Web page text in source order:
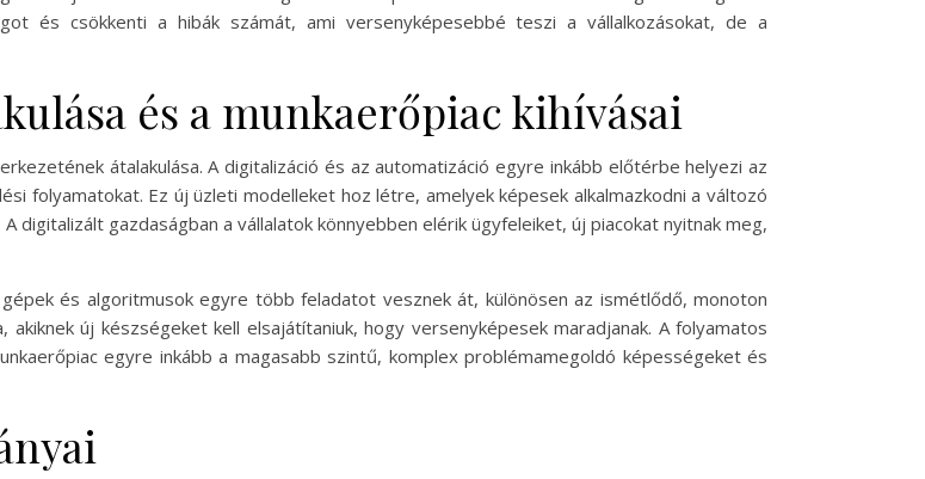
és csökkenti a hibák számát, ami versenyképesebbé teszi a vállalkozásokat, de a
és a munkaerőpiac kihívásai
átalakulása. A digitalizáció és az automatizáció egyre inkább előtérbe helyezi az
folyamatokat. Ez új üzleti modelleket hoz létre, amelyek képesek alkalmazkodni a változó
digitalizált gazdaságban a vállalatok könnyebben elérik ügyfeleiket, új piacokat nyitnak meg,
és algoritmusok egyre több feladatot vesznek át, különösen az ismétlődő, monoton
új készségeket kell elsajátítaniuk, hogy versenyképesek maradjanak. A folyamatos
egyre inkább a magasabb szintű, komplex problémamegoldó képességeket és